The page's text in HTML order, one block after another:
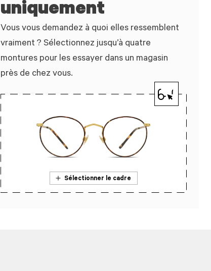
uniquement
Vous vous demandez à quoi elles ressemblent
vraiment ? Sélectionnez jusqu’à quatre
montures pour les essayer dans un magasin
près de chez vous.
Sélectionner le cadre